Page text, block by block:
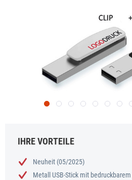
IHRE VORTEILE
Neuheit (05/2025)
Metall USB-Stick mit